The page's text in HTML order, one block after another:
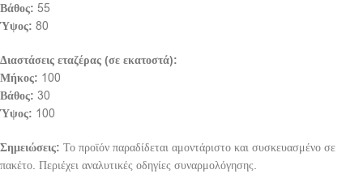
Βάθος: 55
Ύψος: 80
Διαστάσεις εταζέρας (σε εκατοστά):
Μήκος: 100
Βάθος: 30
Ύψος: 100
Σημειώσεις: Το προϊόν παραδίδεται αμοντάριστο και συσκευασμένο σε
πακέτο. Περιέχει αναλυτικές οδηγίες συναρμολόγησης.